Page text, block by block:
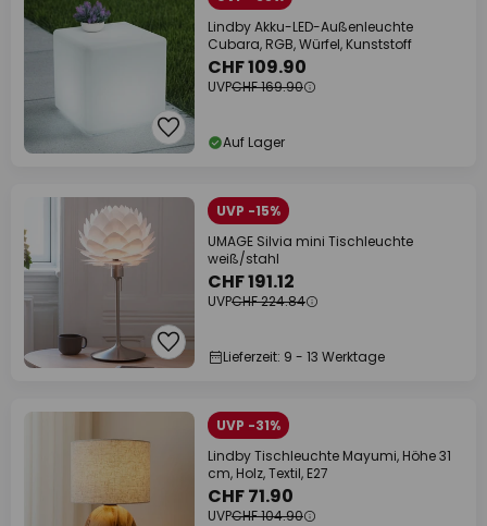
Lindby Akku-LED-Außenleuchte
Cubara, RGB, Würfel, Kunststoff
CHF 109.90
UVPCHF 169.90
Auf Lager
UVP -15%
UMAGE Silvia mini Tischleuchte
weiß/stahl
CHF 191.12
UVPCHF 224.84
Lieferzeit: 9 - 13 Werktage
UVP -31%
Lindby Tischleuchte Mayumi, Höhe 31
cm, Holz, Textil, E27
CHF 71.90
UVPCHF 104.90